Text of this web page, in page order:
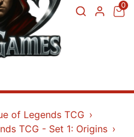
0
of Legends TCG
TCG - Set 1: Origins